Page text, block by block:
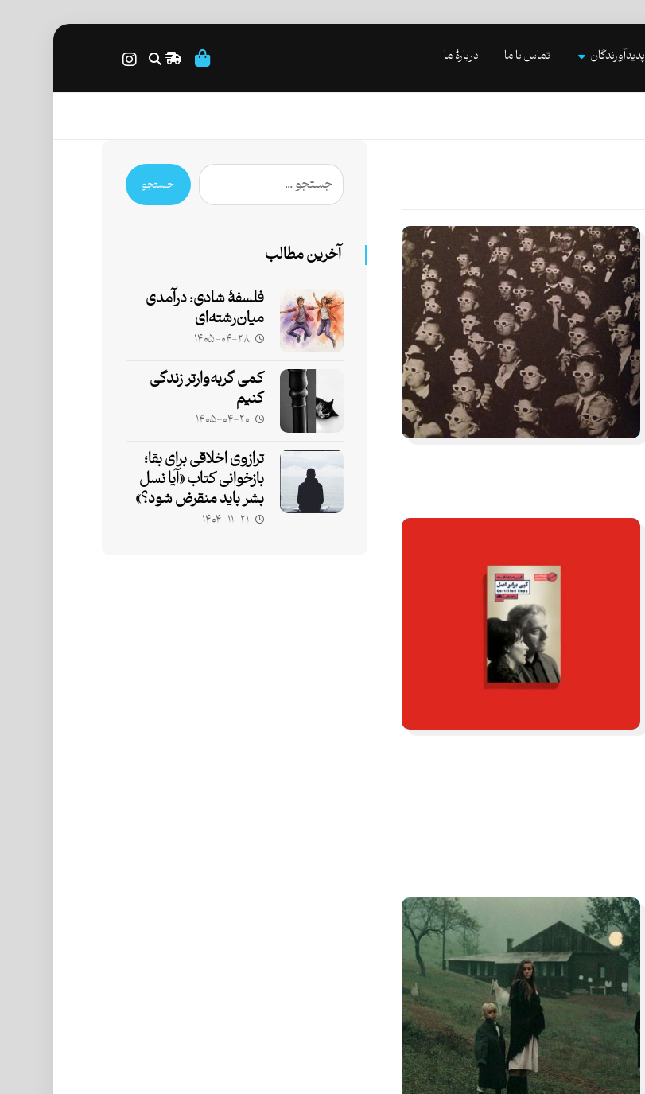
پدیدآورندگان تماس با ما دربارۀ ما
جستجو
آخرین مطالب
فلسفۀ شادی: درآمدی
میان‌رشته‌ای
۱۴۰۵-۰۴-۲۸
کمی گربه‌وارتر زندگی
کنیم
۱۴۰۵-۰۴-۲۰
ترازوی اخلاقی برای بقا؛
بازخوانی کتاب «آیا نسل
بشر باید منقرض شود؟»
۱۴۰۴-۱۱-۲۱